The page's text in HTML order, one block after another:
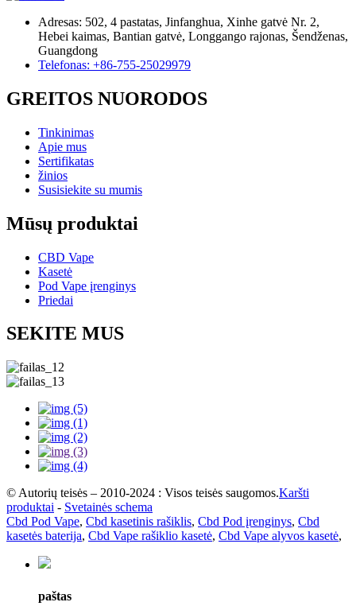
Adresas: 502, 4 pastatas, Jinfanghua, Xinhe gatvė Nr. 2,
Hebei kaimas, Bantian gatvė, Longgango rajonas, Šendženas,
Guangdong
Telefonas: +86-755-25029979
GREITOS NUORODOS
Tinkinimas
Apie mus
Sertifikatas
žinios
Susisiekite su mumis
Mūsų produktai
CBD Vape
Kasetė
Pod Vape įrenginys
Priedai
SEKITE MUS
© Autorių teisės – 2010-2024 : Visos teisės saugomos.Karšti
produktai - Svetainės schema
Cbd Pod Vape, Cbd kasetinis rašiklis, Cbd Pod įrenginys, Cbd
kasetės baterija, Cbd Vape rašiklio kasetė, Cbd Vape alyvos kasetė,
paštas